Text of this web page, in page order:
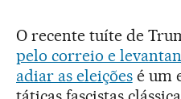
O recente tuíte de
pelo correio e
adiar as eleiçõesé um